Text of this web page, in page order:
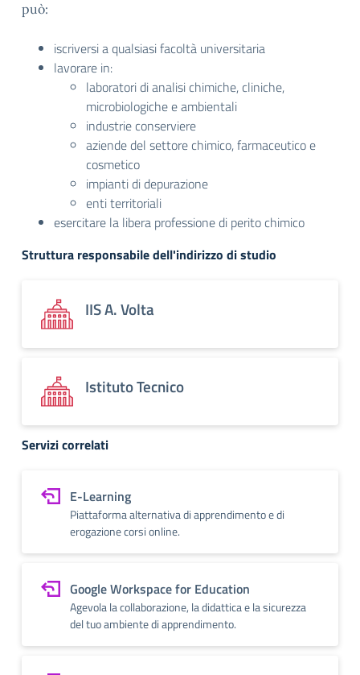
può:
iscriversi a qualsiasi facoltà universitaria
lavorare in:
laboratori di analisi chimiche, cliniche,
microbiologiche e ambientali
industrie conserviere
aziende del settore chimico, farmaceutico e
cosmetico
impianti di depurazione
enti territoriali
esercitare la libera professione di perito chimico
Struttura responsabile dell'indirizzo di studio
IIS A. Volta
Istituto Tecnico
Servizi correlati
E-Learning
Piattaforma alternativa di apprendimento e di
erogazione corsi online.
Google Workspace for Education
Agevola la collaborazione, la didattica e la sicurezza
del tuo ambiente di apprendimento.